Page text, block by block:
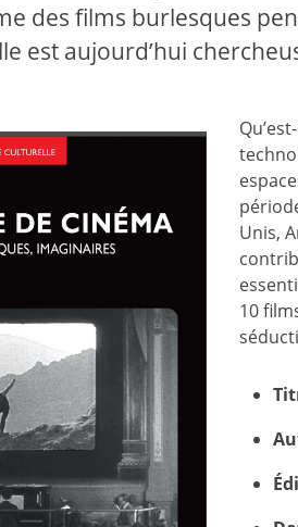
des films burlesques
est aujourd’hui
Unis,
10